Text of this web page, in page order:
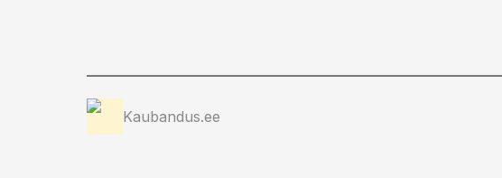
Kaubandus.ee